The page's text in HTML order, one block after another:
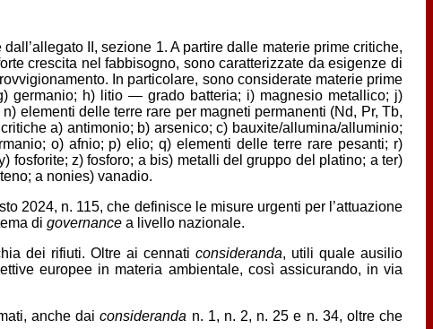
II, sezione 1. A partire dalle materie prime critiche,
crescita nel fabbisogno, sono caratterizzate da esigenze di
In particolare, sono considerate materie prime
germanio; h) litio — grado batteria; i) magnesio metallico; j)
elementi delle terre rare per magneti permanenti (Nd, Pr, Tb,
a) antimonio; b) arsenico; c) bauxite/allumina/alluminio;
o) afnio; p) elio; q) elementi delle terre rare pesanti; r)
z) fosforo; a bis) metalli del gruppo del platino; a ter)
a nonies) vanadio.
2024, n. 115, che definisce le misure urgenti per l’attuazione
di governance a livello nazionale.
dei rifiuti. Oltre ai cennati consideranda, utili quale ausilio
europee in materia ambientale, così assicurando, in via
anche daiconsideranda n. 1, n. 2, n. 25 e n. 34, oltre che